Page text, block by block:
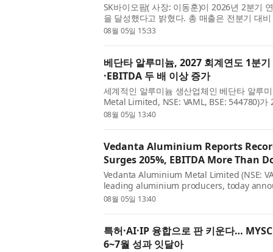
SK바이오팜( 사장: 이동훈)이 2026년 2분기
을 달성했다고 밝혔다. 총 매출은 전분기 대
영업이익은 전분기 대비 8.1%, 전년 동기 대
08월 05일 15:33
베단타 알루미늄, 2027 회계연도 1분
·EBITDA 두 배 이상 증가
세계적인 알루미늄 생산업체인 베단타 알루
Metal Limited, NSE: VAML, BSE: 544780)
무 실적을 발표했다. 이번 실적은 인적분할
08월 05일 13:40
Vedanta Aluminium Reports
Surges 205%, EBITDA More Than
Vedanta Aluminium Metal Limited (NSE:
leading aluminium producers, today
quarter ended June 30, 2026, marking a
08월 05일 13:40
특허·AI·IP 융합으로 판 키운다…
6~7월 성과 잇달아